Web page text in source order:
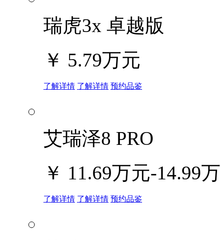
瑞虎3x 卓越版
￥ 5.79万元
了解详情 了解详情 预约品鉴
艾瑞泽8 PRO
￥ 11.69万元-14.99
了解详情 了解详情 预约品鉴